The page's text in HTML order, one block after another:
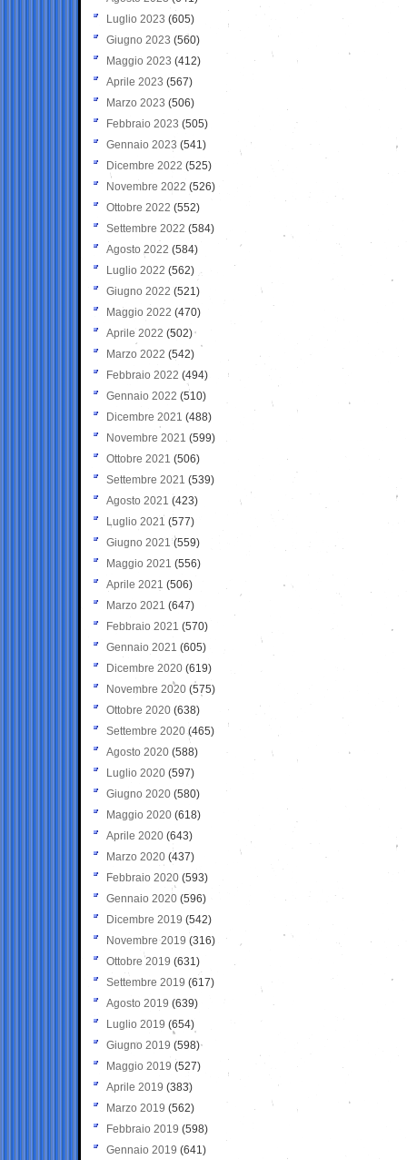
Luglio 2023 (605)
Giugno 2023 (560)
Maggio 2023 (412)
Aprile 2023 (567)
Marzo 2023 (506)
Febbraio 2023 (505)
Gennaio 2023 (541)
Dicembre 2022 (525)
Novembre 2022 (526)
Ottobre 2022 (552)
Settembre 2022 (584)
Agosto 2022 (584)
Luglio 2022 (562)
Giugno 2022 (521)
Maggio 2022 (470)
Aprile 2022 (502)
Marzo 2022 (542)
Febbraio 2022 (494)
Gennaio 2022 (510)
Dicembre 2021 (488)
Novembre 2021 (599)
Ottobre 2021 (506)
Settembre 2021 (539)
Agosto 2021 (423)
Luglio 2021 (577)
Giugno 2021(559)
Maggio 2021 (556)
Aprile 2021 (506)
Marzo 2021 (647)
Febbraio 2021 (570)
Gennaio 2021 (605)
Dicembre 2020 (619)
Novembre 2020 (575)
Ottobre 2020 (638)
Settembre 2020(465)
Agosto 2020 (588)
Luglio 2020 (597)
Giugno 2020 (580)
Maggio 2020 (618)
Aprile 2020 (643)
Marzo 2020 (437)
Febbraio 2020 (593)
Gennaio 2020 (596)
Dicembre 2019 (542)
Novembre 2019 (316)
Ottobre 2019 (631)
Settembre 2019 (617)
Agosto 2019 (639)
Luglio 2019 (654)
Giugno 2019 (598)
Maggio 2019 (527)
Aprile 2019 (383)
Marzo 2019 (562)
Febbraio 2019 (598)
Gennaio 2019 (641)